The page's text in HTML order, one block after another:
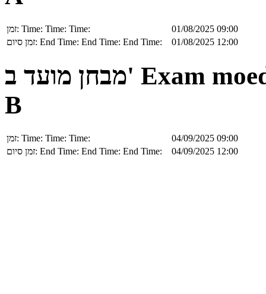
זמן: Time: Time: Time:
01/08/2025 09:00
זמן סיום: End Time: End Time: End Time: 01/08/2025 12:00
מבחן מועד ב' Exam
B
זמן: Time: Time: Time:
04/09/2025 09:00
זמן סיום: End Time: End Time: End Time: 04/09/2025 12:00